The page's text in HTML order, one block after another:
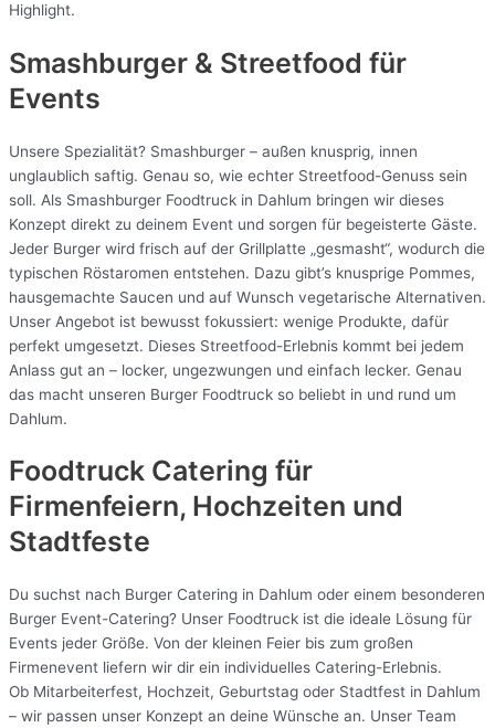
Highlight.
Smashburger & Streetfood für
Events
Unsere Spezialität? Smashburger – außen knusprig, innen
unglaublich saftig. Genau so, wie echter Streetfood-Genuss sein
soll. Als Smashburger Foodtruck in Dahlum bringen wir dieses
Konzept direkt zu deinem Event und sorgen für begeisterte Gäste.
Jeder Burger wird frisch auf der Grillplatte „gesmasht“, wodurch die
typischen Röstaromen entstehen. Dazu gibt’s knusprige Pommes,
hausgemachte Saucen und auf Wunsch vegetarische Alternativen.
Unser Angebot ist bewusst fokussiert: wenige Produkte, dafür
perfekt umgesetzt. Dieses Streetfood-Erlebnis kommt bei jedem
Anlass gut an – locker, ungezwungen und einfach lecker. Genau
das macht unseren Burger Foodtruck so beliebt in und rund um
Dahlum.
Foodtruck Catering für
Firmenfeiern, Hochzeiten und
Stadtfeste
Du suchst nach Burger Catering in Dahlum oder einem besonderen
Burger Event-Catering? Unser Foodtruck ist die ideale Lösung für
Events jeder Größe. Von der kleinen Feier bis zum großen
Firmenevent liefern wir dir ein individuelles Catering-Erlebnis.
Ob Mitarbeiterfest, Hochzeit, Geburtstag oder Stadtfest in Dahlum
– wir passen unser Konzept an deine Wünsche an. Unser Team